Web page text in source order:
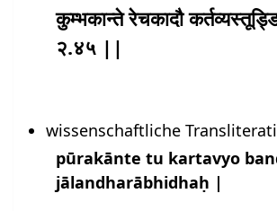
कुम्भकान्ते रेचकादौ
२.४५ ||
wissenschaftliche
pūrakānte tu kartavyo
jālandharābhidhaḥ |